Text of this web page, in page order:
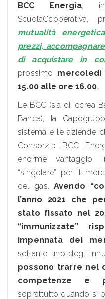
BCC Energia, in
ScuolaCooperativa,
mutualità
prezzi,
di acquistare in
prossimo
15.00 alle ore 16.00.
Le BCC (sia di Iccrea
Banca), la
sistema e le aziende
Consorzio BCC
enorme
“singolare” per il
del gas. Avendo
l’anno 2021 che
stato fissato nel
“immunizzate”
impennata dei
soltanto uno degli
possono trarre nel
competenze e
soprattutto quando si